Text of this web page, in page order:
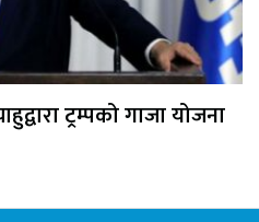
ट्रम्पको गाजा योजना